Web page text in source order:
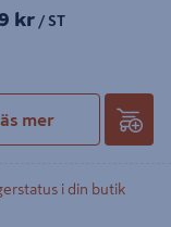
kr / ST
mer
i din butik